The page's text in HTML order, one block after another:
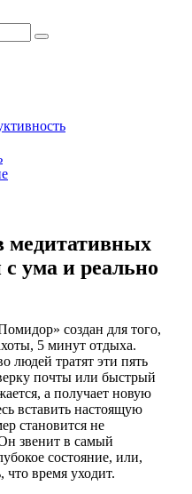
медитативных
с ума и реально
создан для того,
5 минут отдыха.
людей тратят эти пять
почты или быстрый
а получает новую
вставить настоящую
становится не
звенит в самый
состояние, или,
что время уходит.